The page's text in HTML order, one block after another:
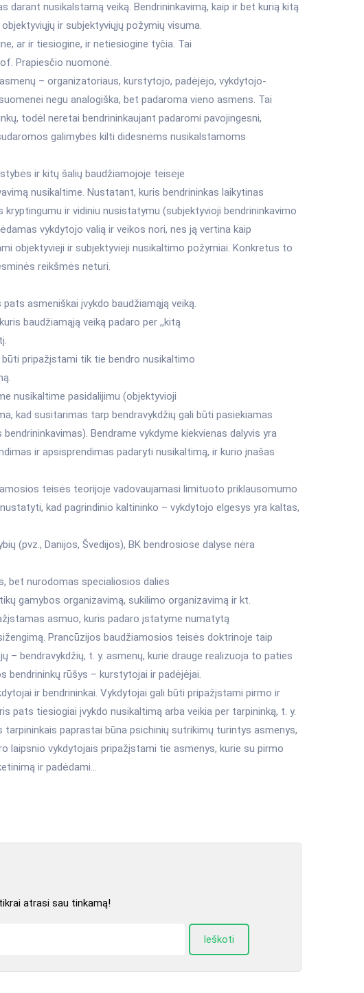
nusikalstamą veiką. Bendrininkavimą, kaip ir bet kurią kitą
ir subjektyviųjų požymių visuma.
ar ir tiesiogine, ir netiesiogine tyčia. Tai
Prapiesčio nuomonė.
– organizatoriaus, kurstytojo, padėjėjo, vykdytojo-
negu analogiška, bet padaroma vieno asmens. Tai
todėl neretai bendrininkaujant padaromi pavojingesni,
galimybės kilti didesnėms nusikalstamoms
ir kitų šalių baudžiamojoje teisėje
nusikaltime. Nustatant, kuris bendrininkas laikytinas
ir vidiniu nusistatymu (subjektyvioji bendrininkavimo
vykdytojo valią ir veikos nori, nes ją vertina kaip
objektyvieji ir subjektyvieji nusikaltimo požymiai. Konkretus to
reikšmės neturi.
asmeniškai įvykdo baudžiamąją veiką.
baudžiamąją veiką padaro per ,,kitą
pripažįstami tik tie bendro nusikaltimo
nusikaltime pasidalijimu (objektyvioji
kad susitarimas tarp bendravykdžių gali būti pasiekiamas
Bendrame vykdyme kiekvienas dalyvis yra
ir apsisprendimas padaryti nusikaltimą, ir kurio įnašas
teisės teorijoje vadovaujamasi limituoto priklausomumo
kad pagrindinio kaltininko – vykdytojo elgesys yra kaltas,
(pvz., Danijos, Švedijos), BK bendrosiose dalyse nėra
bet nurodomas specialiosios dalies
gamybos organizavimą, sukilimo organizavimą ir kt.
asmuo, kuris padaro įstatyme numatytą
Prancūzijos baudžiamosios teisės doktrinoje taip
– bendravykdžių, t. y. asmenų, kurie drauge realizuoja to paties
bendrininkų rūšys – kurstytojai ir padėjėjai.
ir bendrininkai. Vykdytojai gali būti pripažįstami pirmo ir
pats tiesiogiai įvykdo nusikaltimą arba veikia per tarpininką, t. y.
tarpininkais paprastai būna psichinių sutrikimų turintys asmenys,
laipsnio vykdytojais pripažįstami tie asmenys, kurie su pirmo
ir padėdami...
atrasi sau tinkamą!
Ieškoti